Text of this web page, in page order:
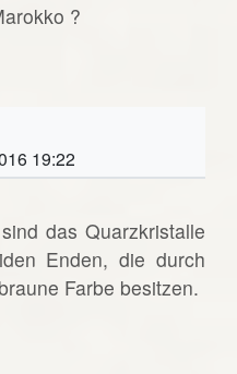
?
19:22
das Quarzkristalle
Enden, die durch
Farbe besitzen.